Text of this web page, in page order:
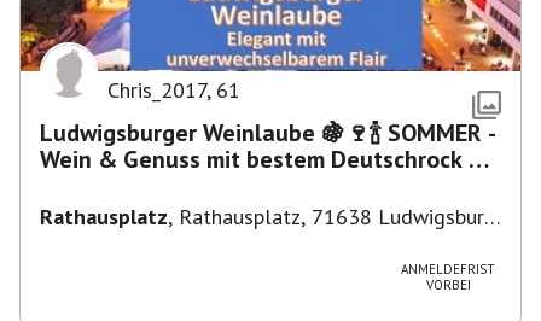
Chris_2017, 61
Ludwigsburger Weinlaube 🍇🍷🍾 SOMMER -
Wein & Genuss mit bestem Deutschrock 🎼
Rathausplatz, Rathausplatz, 71638 Ludwigsburg,
ANMELDEFRIST
VORBEI